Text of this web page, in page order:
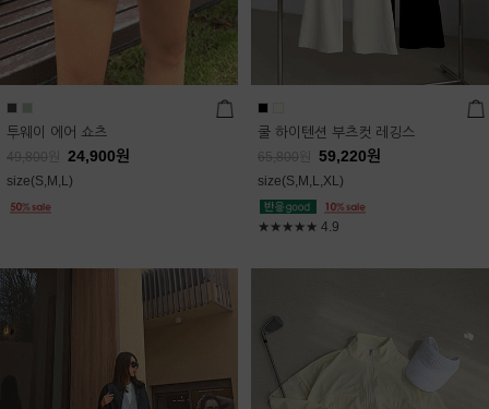
투웨이 에어 쇼츠
49,800 24,900원
size(S,M,L)
쿨 하이텐션 부츠컷 레깅스
65,800 59,220원
size(S,M,L,XL)
★★★★★ 4.9